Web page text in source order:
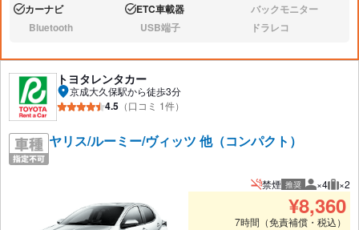
あり:カーナビ あり:ETC車載器 なし:バックモニター
なし:Bluetooth なし:USB端子 なし:ドラレコ
トヨタレンタカー
京成大久保駅から徒歩3分
4.5 （口コミ 1件）
ヤリス/ルーミー/ヴィッツ 他（コンパクト）
禁煙 推奨 推奨人数
×4 推
×2
¥8,360
7時間（免責補償・税込）